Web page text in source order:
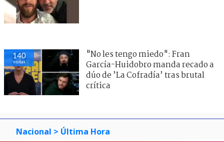
140
visitas
"No les tengo miedo": Fran
García-Huidobro manda recado a
dúo de ’La Cofradía’ tras brutal
crítica
Nacional > Última Hora